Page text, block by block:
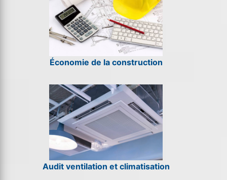
Économie de la construction
Audit ventilation et climatisation